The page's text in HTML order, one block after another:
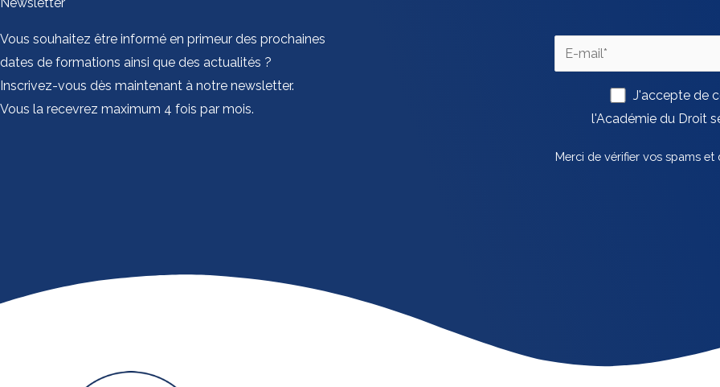
Vous souhaitez être informé en primeur des prochaines
dates de formations ainsi que des actualités ?
Inscrivez-vous dès maintenant à notre newsletter.
Vous la recevrez maximum 4 fois par mois.
J'accepte de
l'Académie du Droit
Merci de vérifier vos spams